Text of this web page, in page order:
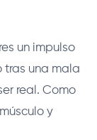
un impulso
tras una mala
real. Como
y